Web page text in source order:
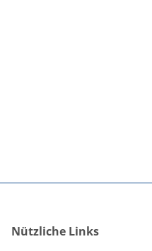
Nützliche Links